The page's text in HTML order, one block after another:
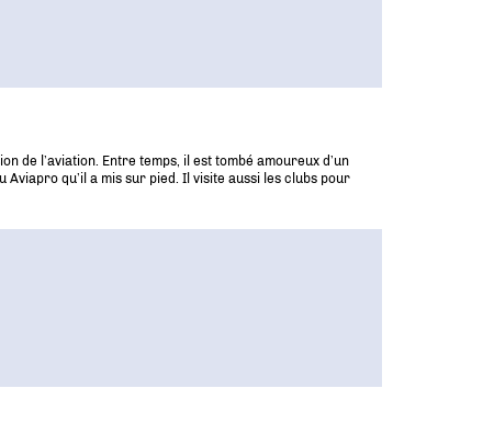
de l’aviation. Entre temps, il est tombé amoureux d’un
qu’il a mis sur pied. Il visite aussi les clubs pour